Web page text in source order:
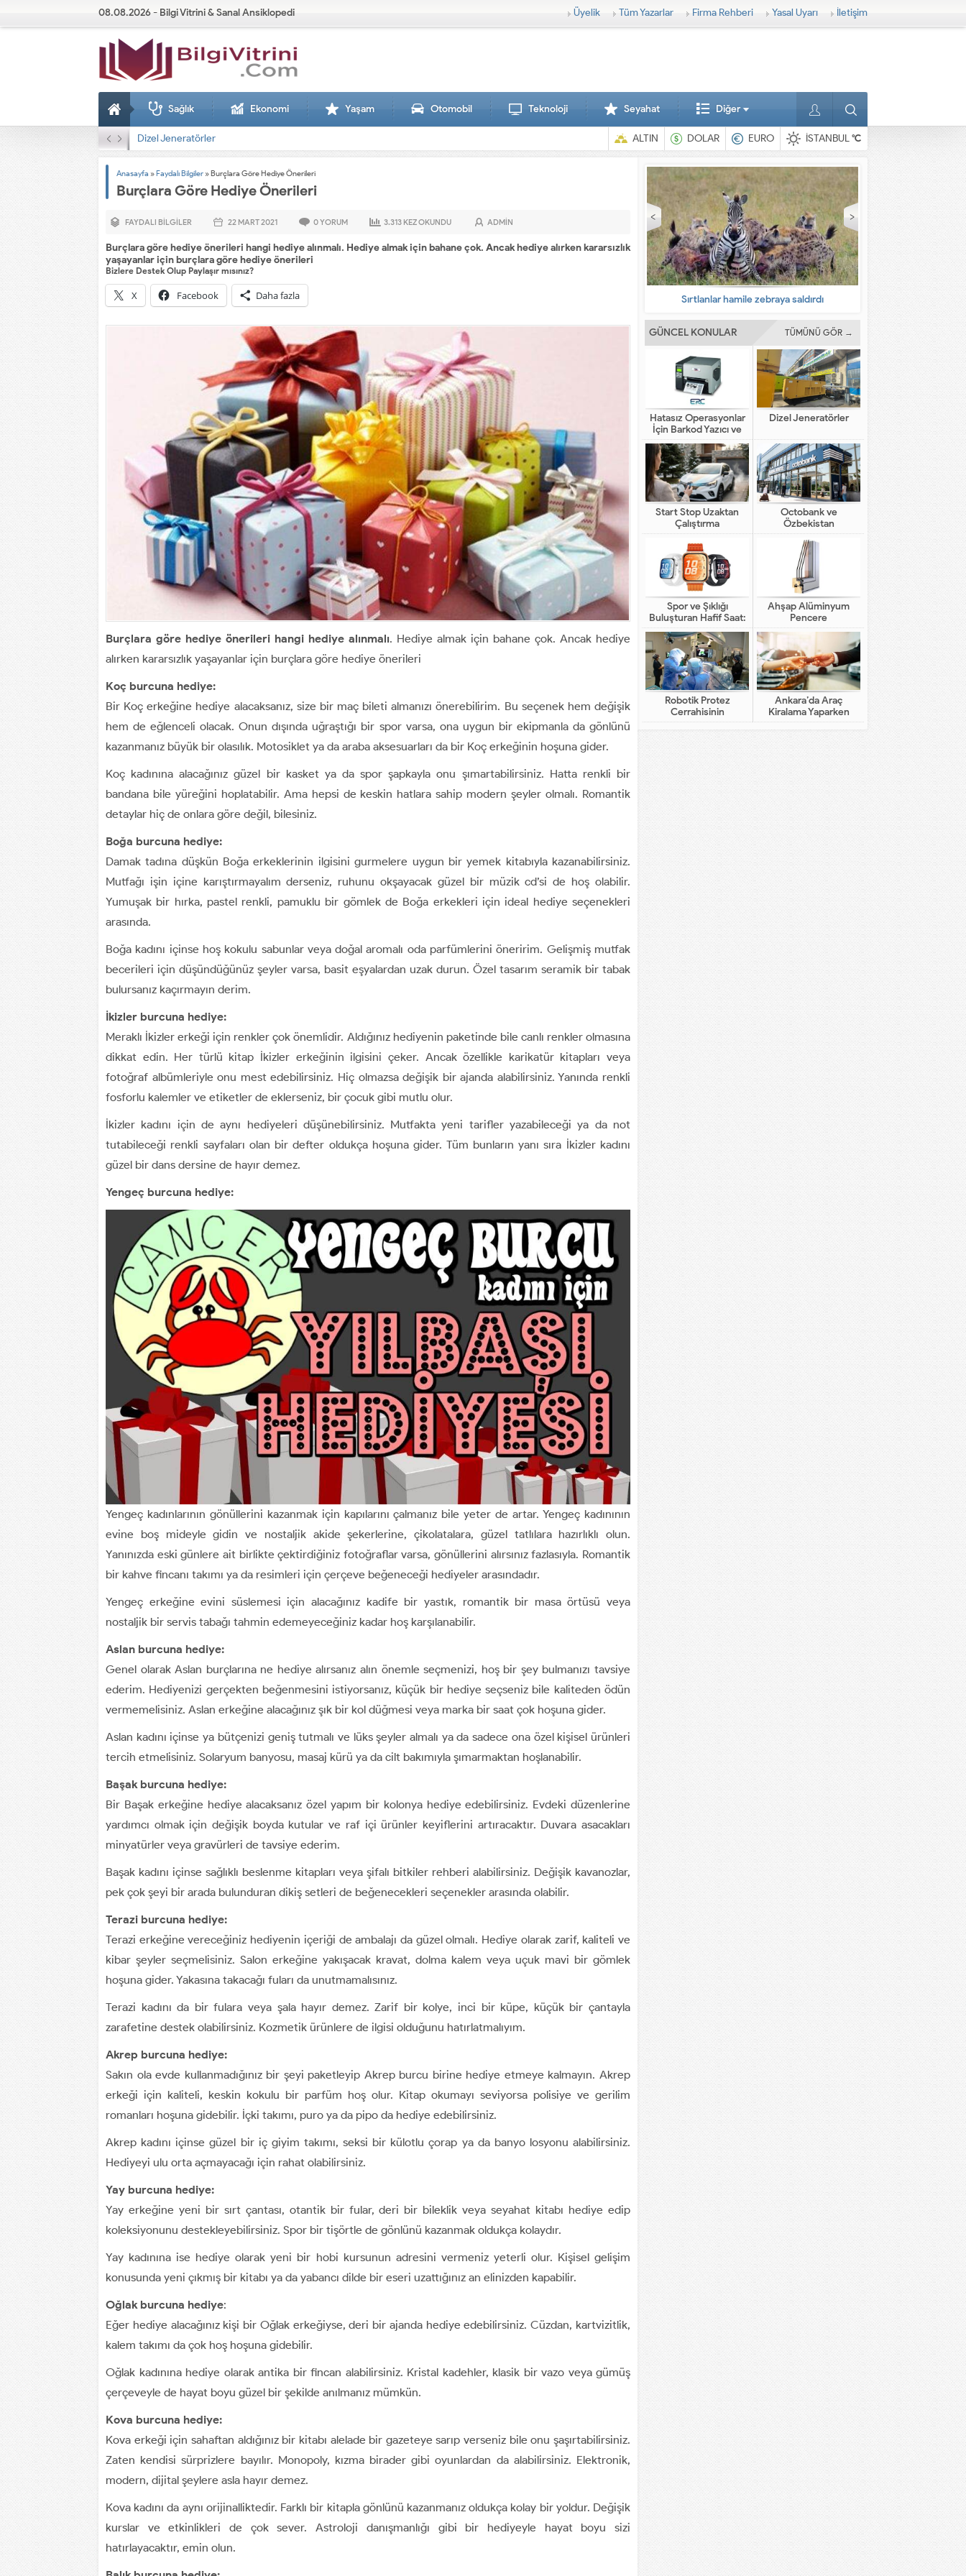
08.08.2026 - Bilgi Vitrini & Sanal Ansiklopedi Üyelik Tüm Yazarlar Firma Rehberi Yasal Uyarı İletişim
Sağlık Ekonomi Yaşam Otomobil Teknoloji Seyahat Diğer
Dizel Jeneratörler ALTIN DOLAR EURO İSTANBUL°C
Anasayfa »Faydalı Bilgiler »Burçlara Göre Hediye Önerileri
Burçlara Göre Hediye Önerileri
FAYDALI BILGILER 22 MART2021 0YORUM 3.313 KEZ OKUNDU ADMIN
Burçlara göre hediye önerileri hangi hediye alınmalı. Hediye almak için bahane çok. Ancak hediye alırken kararsızlık
yaşayanlar için burçlara göre hediye önerileri
Bizlere Destek Olup Paylaşır mısınız?
X Facebook Daha fazla
Burçlara göre hediye önerileri hangi hediye alınmalı. Hediye almak için bahane çok. Ancak hediye
alırken kararsızlık yaşayanlar için burçlara göre hediye önerileri
Koç burcuna hediye:
Bir Koç erkeğine hediye alacaksanız, size bir maç bileti almanızı önerebilirim. Bu seçenek hem değişik
hem de eğlenceli olacak. Onun dışında uğraştığı bir spor varsa, ona uygun bir ekipmanla da gönlünü
kazanmanız büyük bir olasılık. Motosiklet ya da araba aksesuarları da bir Koç erkeğinin hoşuna gider.
Koç kadınına alacağınız güzel bir kasket ya da spor şapkayla onu şımartabilirsiniz. Hatta renkli bir
bandana bile yüreğini hoplatabilir. Ama hepsi de keskin hatlara sahip modern şeyler olmalı. Romantik
detaylar hiç de onlara göre değil, bilesiniz.
Boğa burcuna hediye:
Damak tadına düşkün Boğa erkeklerinin ilgisini gurmelere uygun bir yemek kitabıyla kazanabilirsiniz.
Mutfağı işin içine karıştırmayalım derseniz, ruhunu okşayacak güzel bir müzik cd’si de hoş olabilir.
Yumuşak bir hırka, pastel renkli, pamuklu bir gömlek de Boğa erkekleri için ideal hediye seçenekleri
arasında.
Boğa kadını içinse hoş kokulu sabunlar veya doğal aromalı oda parfümlerini öneririm. Gelişmiş mutfak
becerileri için düşündüğünüz şeyler varsa, basit eşyalardan uzak durun. Özel tasarım seramik bir tabak
bulursanız kaçırmayın derim.
İkizler burcuna hediye:
Meraklı İkizler erkeği için renkler çok önemlidir. Aldığınız hediyenin paketinde bile canlı renkler olmasına
dikkat edin. Her türlü kitap İkizler erkeğinin ilgisini çeker. Ancak özellikle karikatür kitapları veya
fotoğraf albümleriyle onu mest edebilirsiniz. Hiç olmazsa değişik bir ajanda alabilirsiniz. Yanında renkli
fosforlu kalemler ve etiketler de eklerseniz, bir çocuk gibi mutlu olur.
İkizler kadını için de aynı hediyeleri düşünebilirsiniz. Mutfakta yeni tarifler yazabileceği ya da not
tutabileceği renkli sayfaları olan bir defter oldukça hoşuna gider. Tüm bunların yanı sıra İkizler kadını
güzel bir dans dersine de hayır demez.
Yengeç burcuna hediye:
Yengeç kadınlarının gönüllerini kazanmak için kapılarını çalmanız bile yeter de artar. Yengeç kadınının
evine boş mideyle gidin ve nostaljik akide şekerlerine, çikolatalara, güzel tatlılara hazırlıklı olun.
Yanınızda eski günlere ait birlikte çektirdiğiniz fotoğraflar varsa, gönüllerini alırsınız fazlasıyla. Romantik
bir kahve fincanı takımı ya da resimleri için çerçeve beğeneceği hediyeler arasındadır.
Yengeç erkeğine evini süslemesi için alacağınız kadife bir yastık, romantik bir masa örtüsü veya
nostaljik bir servis tabağı tahmin edemeyeceğiniz kadar hoş karşılanabilir.
Aslan burcuna hediye:
Genel olarak Aslan burçlarına ne hediye alırsanız alın önemle seçmenizi, hoş bir şey bulmanızı tavsiye
ederim. Hediyenizi gerçekten beğenmesini istiyorsanız, küçük bir hediye seçseniz bile kaliteden ödün
vermemelisiniz. Aslan erkeğine alacağınız şık bir kol düğmesi veya marka bir saat çok hoşuna gider.
Aslan kadını içinse ya bütçenizi geniş tutmalı ve lüks şeyler almalı ya da sadece ona özel kişisel ürünleri
tercih etmelisiniz. Solaryum banyosu, masaj kürü ya da cilt bakımıyla şımarmaktan hoşlanabilir.
Başak burcuna hediye:
Bir Başak erkeğine hediye alacaksanız özel yapım bir kolonya hediye edebilirsiniz. Evdeki düzenlerine
yardımcı olmak için değişik boyda kutular ve raf içi ürünler keyiflerini artıracaktır. Duvara asacakları
minyatürler veya gravürleri de tavsiye ederim.
Başak kadını içinse sağlıklı beslenme kitapları veya şifalı bitkiler rehberi alabilirsiniz. Değişik kavanozlar,
pek çok şeyi bir arada bulunduran dikiş setleri de beğenecekleri seçenekler arasında olabilir.
Terazi burcuna hediye:
Terazi erkeğine vereceğiniz hediyenin içeriği de ambalajı da güzel olmalı. Hediye olarak zarif, kaliteli ve
kibar şeyler seçmelisiniz. Salon erkeğine yakışacak kravat, dolma kalem veya uçuk mavi bir gömlek
hoşuna gider. Yakasına takacağı fuları da unutmamalısınız.
Terazi kadını da bir fulara veya şala hayır demez. Zarif bir kolye, inci bir küpe, küçük bir çantayla
zarafetine destek olabilirsiniz. Kozmetik ürünlere de ilgisi olduğunu hatırlatmalıyım.
Akrep burcuna hediye:
Sakın ola evde kullanmadığınız bir şeyi paketleyip Akrep burcu birine hediye etmeye kalmayın. Akrep
erkeği için kaliteli, keskin kokulu bir parfüm hoş olur. Kitap okumayı seviyorsa polisiye ve gerilim
romanları hoşuna gidebilir. İçki takımı, puro ya da pipo da hediye edebilirsiniz.
Akrep kadını içinse güzel bir iç giyim takımı, seksi bir külotlu çorap ya da banyo losyonu alabilirsiniz.
Hediyeyi ulu orta açmayacağı için rahat olabilirsiniz.
Yay burcuna hediye:
Yay erkeğine yeni bir sırt çantası, otantik bir fular, deri bir bileklik veya seyahat kitabı hediye edip
koleksiyonunu destekleyebilirsiniz. Spor bir tişörtle de gönlünü kazanmak oldukça kolaydır.
Yay kadınına ise hediye olarak yeni bir hobi kursunun adresini vermeniz yeterli olur. Kişisel gelişim
konusunda yeni çıkmış bir kitabı ya da yabancı dilde bir eseri uzattığınız an elinizden kapabilir.
Oğlak burcuna hediye:
Eğer hediye alacağınız kişi bir Oğlak erkeğiyse, deri bir ajanda hediye edebilirsiniz. Cüzdan, kartvizitlik,
kalem takımı da çok hoş hoşuna gidebilir.
Oğlak kadınına hediye olarak antika bir fincan alabilirsiniz. Kristal kadehler, klasik bir vazo veya gümüş
çerçeveyle de hayat boyu güzel bir şekilde anılmanız mümkün.
Kova burcuna hediye:
Kova erkeği için sahaftan aldığınız bir kitabı alelade bir gazeteye sarıp verseniz bile onu şaşırtabilirsiniz.
Zaten kendisi sürprizlere bayılır. Monopoly, kızma birader gibi oyunlardan da alabilirsiniz. Elektronik,
modern, dijital şeylere asla hayır demez.
Kova kadını da aynı orijinalliktedir. Farklı bir kitapla gönlünü kazanmanız oldukça kolay bir yoldur. Değişik
kurslar ve etkinlikleri de çok sever. Astroloji danışmanlığı gibi bir hediyeyle hayat boyu sizi
hatırlayacaktır, emin olun.
En ilginç hayvanlar
GÜNCEL KONULAR TÜMÜNÜ GÖR →
Hatasız Operasyonlar
İçin Barkod Yazıcı ve
Otomasyon Sistemleri
Dizel Jeneratörler
Start Stop Uzaktan
Çalıştırma
Octobank ve
Özbekistan
Bankalarının Dijital
Finansal Altyapının
Gelişimindeki Yeni Rolü
Spor ve Şıklığı
Buluşturan Hafif Saat:
HUAWEI WATCH FIT 5
Pro
Ahşap Alüminyum
Pencere
Robotik Protez
Cerrahisinin
Geleneksel Cerrahiden
Farkı Nedir?
Ankara’da Araç
Kiralama Yaparken
Dikkat Edilecekler